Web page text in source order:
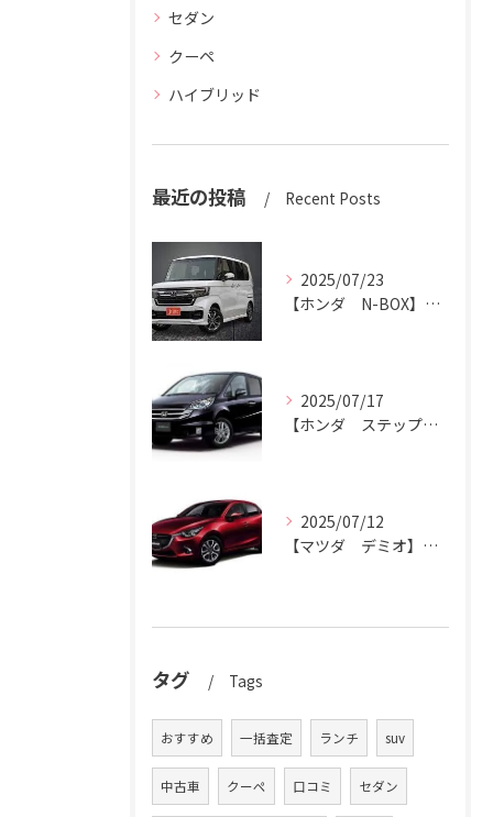
セダン
クーペ
ハイブリッド
最近の投稿 Recent Posts
2025/07/23
【ホンダ N-BOX】N-BOXをハッピーカーズ市原中央店にお売りください。
2025/07/17
【ホンダ ステップワゴン】ハッピーカーズ市原中央店がステップワゴン買取ります。
2025/07/12
【マツダ デミオ】デミオの買取りはハッピーカーズ市原中央店におまかせ。
タグ Tags
おすすめ 一括査定 ランチ suv
中古車 クーペ 口コミ セダン